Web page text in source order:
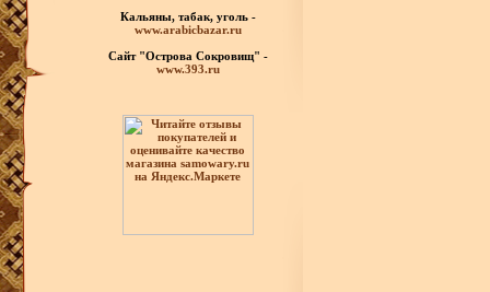
Кальяны, табак, уголь -
www.arabicbazar.ru
Сайт "Острова Сокровищ" -
www.393.ru